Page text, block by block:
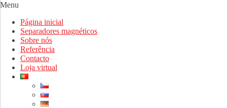
Menu
Página inicial
Separadores magnéticos
Sobre nós
Referência
Contacto
Loja virtual